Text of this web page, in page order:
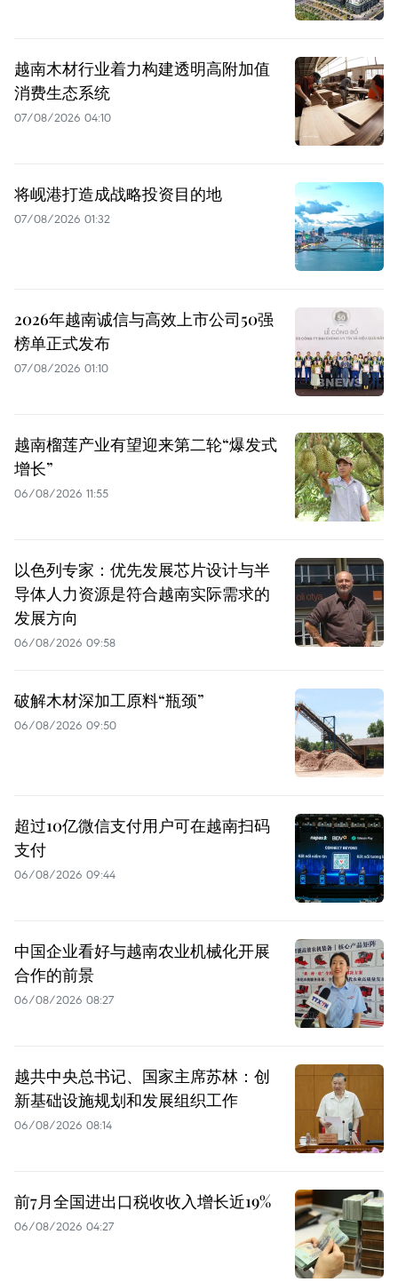
越南木材行业着力构建透明高附加值
消费生态系统
07/08/2026 04:10
将岘港打造成战略投资目的地
07/08/2026 01:32
2026年越南诚信与高效上市公司50强
榜单正式发布
07/08/2026 01:10
越南榴莲产业有望迎来第二轮“爆发式
增长”
06/08/2026 11:55
以色列专家：优先发展芯片设计与半
导体人力资源是符合越南实际需求的
发展方向
06/08/2026 09:58
破解木材深加工原料“瓶颈”
06/08/2026 09:50
超过10亿微信支付用户可在越南扫码
支付
06/08/2026 09:44
中国企业看好与越南农业机械化开展
合作的前景
06/08/2026 08:27
越共中央总书记、国家主席苏林：创
新基础设施规划和发展组织工作
06/08/2026 08:14
前7月全国进出口税收收入增长近19%
06/08/2026 04:27